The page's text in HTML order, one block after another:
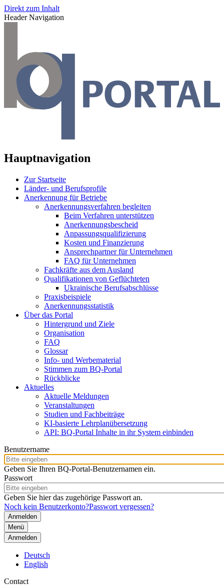
Direkt zum Inhalt
Header Navigation
Hauptnavigation
Zur Startseite
Länder- und Berufsprofile
Anerkennung für Betriebe
Anerkennungsverfahren begleiten
Beim Verfahren unterstützen
Anerkennungsbescheid
Anpassungsqualifizierung
Kosten und Finanzierung
Ansprechpartner für Unternehmen
FAQ für Unternehmen
Fachkräfte aus dem Ausland
Qualifikationen von Geflüchteten
Ukrainische Berufsabschlüsse
Praxisbeispiele
Anerkennungsstatistik
Über das Portal
Hintergrund und Ziele
Organisation
FAQ
Glossar
Info- und Werbematerial
Stimmen zum BQ-Portal
Rückblicke
Aktuelles
Aktuelle Meldungen
Veranstaltungen
Studien und Fachbeiträge
KI-basierte Lehrplanübersetzung
API: BQ-Portal Inhalte in ihr System einbinden
Benutzername
Geben Sie Ihren BQ-Portal-Benutzernamen ein.
Passwort
Geben Sie hier das zugehörige Passwort an.
Noch kein Benutzerkonto?Passwort vergessen?
Menü
Anmelden
Deutsch
English
Contact